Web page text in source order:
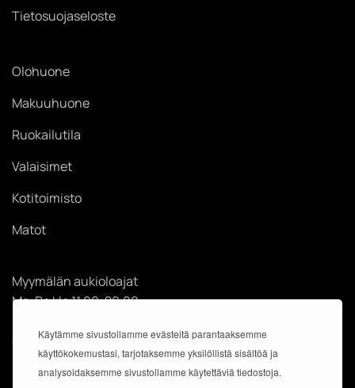
Käytämme sivustollamme evästeitä parantaaksemme
käyttökokemustasi, tarjotaksemme yksilöllistä sisältöä ja
analysoidaksemme sivustollamme käytettäviä tiedostoja.
Tietosuojaseloste
Olohuone
Makuuhuone
Ruokailutila
Valaisimet
Kotitoimisto
Matot
Myymälän aukioloajat
Ma-Pe klo 11.00-20.00
Su klo 12.00-18.00
Käyntiosoite: Kauppakeskus Easton